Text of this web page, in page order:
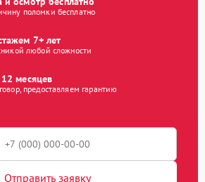
поломки бесплатно
7+ лет
любой сложности
месяцев
предоставляем гарантию
Отправить заявку